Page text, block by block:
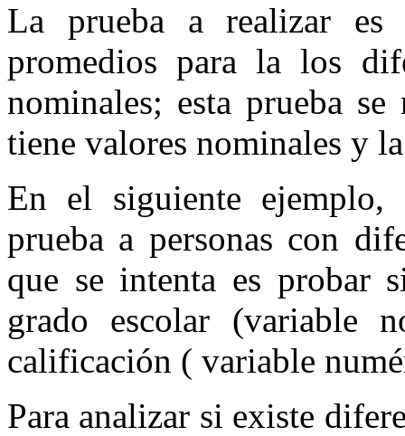
La prueba a realizar
promedios para la los
nominales; esta prueba
tiene valores nominales y
En el siguiente
prueba a personas con
que se intenta es probar
grado escolar
calificación ( variable
Para analizar si existe